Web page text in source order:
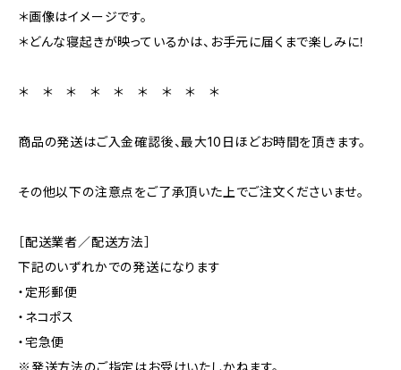
＊画像はイメージです。
＊どんな寝起きが映っているかは、お手元に届くまで楽しみに！
＊ ＊ ＊ ＊ ＊ ＊ ＊ ＊ ＊
商品の発送はご入金確認後、最大10日ほどお時間を頂きます。
その他以下の注意点をご了承頂いた上でご注文くださいませ。
［配送業者／配送方法］
下記のいずれかでの発送になります
・定形郵便
・ネコポス
・宅急便
※発送方法のご指定はお受けいたしかねます。